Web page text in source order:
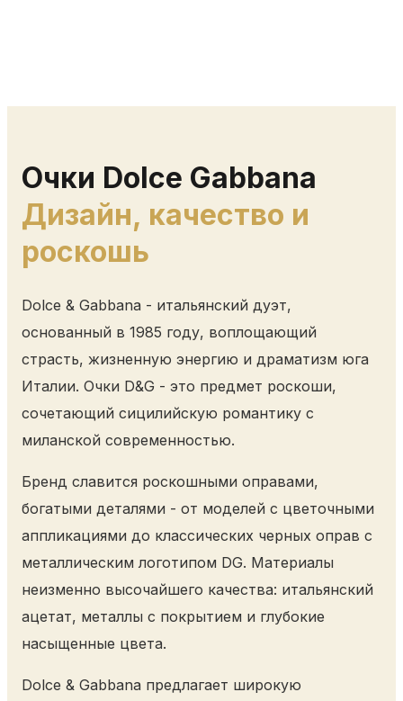
Очки Dolce Gabbana
Дизайн, качество и
роскошь
Dolce & Gabbana - итальянский дуэт,
основанный в 1985 году, воплощающий
страсть, жизненную энергию и драматизм юга
Италии. Очки D&G - это предмет роскоши,
сочетающий сицилийскую романтику с
миланской современностью.
Бренд славится роскошными оправами,
богатыми деталями - от моделей с цветочными
аппликациями до классических черных оправ с
металлическим логотипом DG. Материалы
неизменно высочайшего качества: итальянский
ацетат, металлы с покрытием и глубокие
насыщенные цвета.
Dolce & Gabbana предлагает широкую